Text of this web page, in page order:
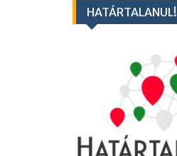
HATÁRTALANUL!